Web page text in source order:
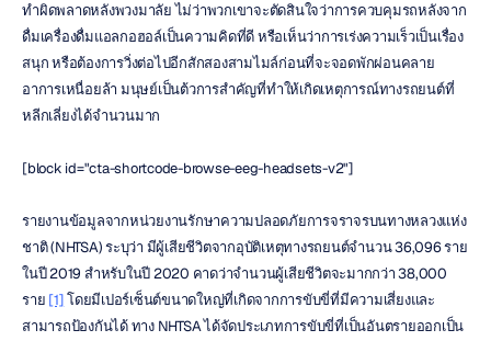
ทำผิดพลาดหลังพวงมาลัย ไม่ว่าพวกเขาจะตัดสินใจว่าการควบคุมรถหลังจาก
ดื่มเครื่องดื่มแอลกอฮอล์เป็นความคิดที่ดี หรือเห็นว่าการเร่งความเร็วเป็นเรื่อง
สนุก หรือต้องการวิ่งต่อไปอีกสักสองสามไมล์ก่อนที่จะจอดพักผ่อนคลาย
อาการเหนื่อยล้า มนุษย์เป็นต้วการสำคัญที่ทำให้เกิดเหตุการณ์ทางรถยนต์ที่
หลีกเลี่ยงได้จำนวนมาก
[block id="cta-shortcode-browse-eeg-headsets-v2"]
รายงานข้อมูลจากหน่วยงานรักษาความปลอดภัยการจราจรบนทางหลวงแห่ง
ชาติ (NHTSA) ระบุว่า มีผู้เสียชีวิตจากอุบัติเหตุทางรถยนต์จำนวน 36,096 ราย
ในปี 2019 สำหรับในปี 2020 คาดว่าจำนวนผู้เสียชีวิตจะมากกว่า 38,000
ราย [1] โดยมีเปอร์เซ็นต์ขนาดใหญ่ที่เกิดจากการขับขี่ที่มีความเสี่ยงและ
สามารถป้องกันได้ ทาง NHTSA ได้จัดประเภทการขับขี่ที่เป็นอันตรายออกเป็น